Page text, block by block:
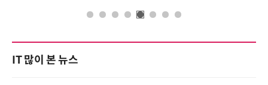
IT 많이 본 뉴스